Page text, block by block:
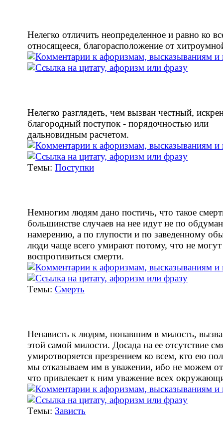
Нелегко отличить неопределенное и равно ко
относящееся, благорасположение от
Нелегко разглядеть, чем вызван честный,
благородный поступок - порядочностью или
дальновидным расчетом.
Tемы: Поступки
Немногим людям дано постичь, что такое
большинстве случаев на нее идут не по
намерению, а по глупости и по заведенному
люди чаще всего умирают потому, что не могут
воспротивиться смерти.
Tемы: Смерть
Ненависть к людям, попавшим в милость,
этой самой милости. Досада на ее отсутствие
умиротворяется презрением ко всем, кто ею
мы отказываем им в уважении, ибо не можем
что привлекает к ним уважение всех
Tемы: Зависть